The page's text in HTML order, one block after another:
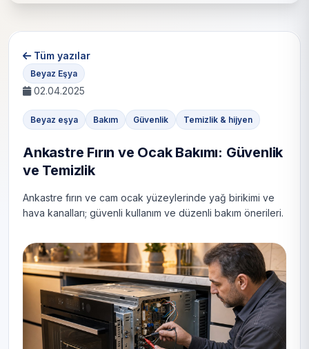
Tüm yazılar
Beyaz Eşya
02.04.2025
Beyaz eşya Bakım Güvenlik Temizlik & hijyen
Ankastre Fırın ve Ocak Bakımı: Güvenlik
ve Temizlik
Ankastre fırın ve cam ocak yüzeylerinde yağ birikimi ve
hava kanalları; güvenli kullanım ve düzenli bakım önerileri.